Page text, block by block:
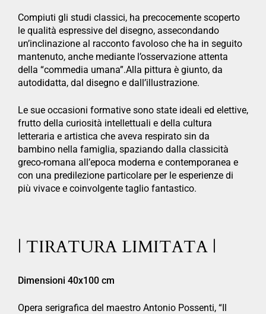
Compiuti gli studi classici, ha precocemente scoperto
le qualità espressive del disegno, assecondando
un’inclinazione al racconto favoloso che ha in seguito
mantenuto, anche mediante l’osservazione attenta
della “commedia umana”.Alla pittura è giunto, da
autodidatta, dal disegno e dall’illustrazione.
Le sue occasioni formative sono state ideali ed elettive,
frutto della curiosità intellettuali e della cultura
letteraria e artistica che aveva respirato sin da
bambino nella famiglia, spaziando dalla classicità
greco-romana all’epoca moderna e contemporanea e
con una predilezione particolare per le esperienze di
più vivace e coinvolgente taglio fantastico.
| TIRATURA LIMITATA |
Dimensioni 40x100 cm
Opera serigrafica del maestro Antonio Possenti, “Il